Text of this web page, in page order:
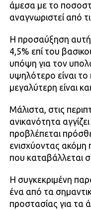
άμεσα με το
αναγνωριστεί από
Η προσαύξηση αυτή
4,5% επί του
υπόψη για τον
υψηλότερο είναι
μεγαλύτερη είναι
Μάλιστα, στις
ανικανότητα
προβλέπεται
ενισχύοντας ακόμη
που καταβάλλεται
Η συγκεκριμένη
ένα από τα
προστασίας για τα